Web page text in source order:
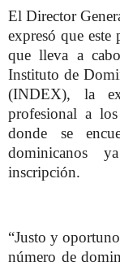
El Director
expresó que este
que lleva a
Instituto de
(INDEX), la
profesional a
donde se
dominicanos
inscripción.
“Justo y
número de